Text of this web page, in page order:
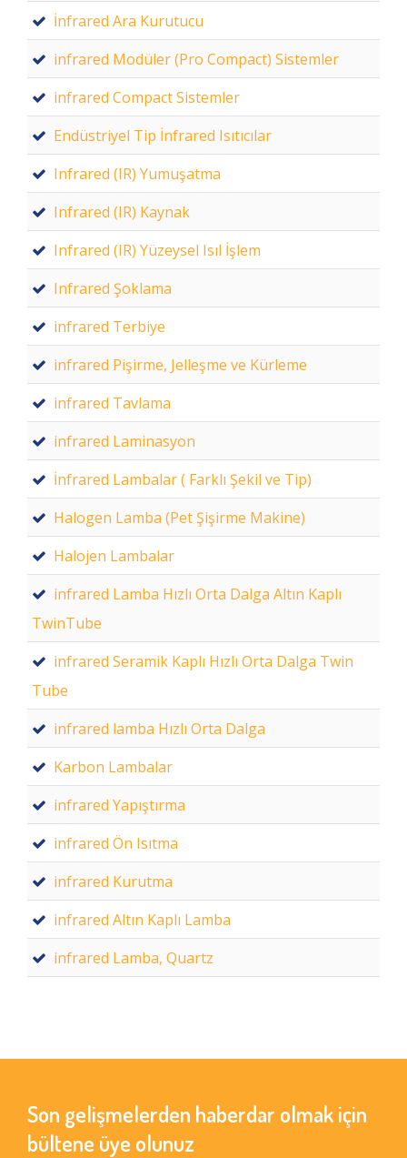
İnfrared Ara Kurutucu
infrared Modüler (Pro Compact) Sistemler
infrared Compact Sistemler
Endüstriyel Tip İnfrared Isıtıcılar
Infrared (IR) Yumuşatma
Infrared (IR) Kaynak
Infrared (IR) Yüzeysel Isıl İşlem
Infrared Şoklama
infrared Terbiye
infrared Pişirme, Jelleşme ve Kürleme
infrared Tavlama
infrared Laminasyon
İnfrared Lambalar ( Farklı Şekil ve Tip)
Halogen Lamba (Pet Şişirme Makine)
Halojen Lambalar
infrared Lamba Hızlı Orta Dalga Altın Kaplı
TwinTube
infrared Seramik Kaplı Hızlı Orta Dalga Twin
Tube
infrared lamba Hızlı Orta Dalga
Karbon Lambalar
infrared Yapıştırma
infrared Ön Isıtma
infrared Kurutma
infrared Altın Kaplı Lamba
infrared Lamba, Quartz
Son gelişmelerden haberdar olmak için
bültene üye olunuz